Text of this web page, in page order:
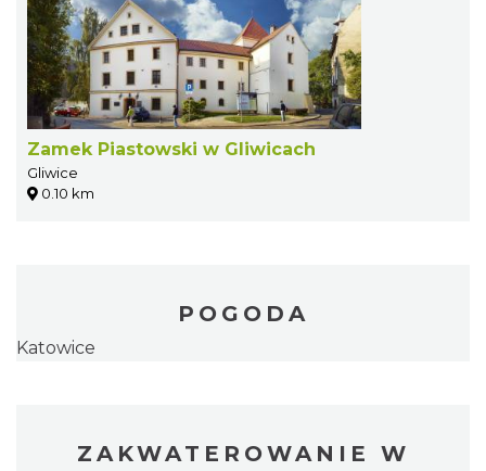
Zamek Piastowski w Gliwicach
Gliwice
0.10 km
POGODA
Katowice
ZAKWATEROWANIE W